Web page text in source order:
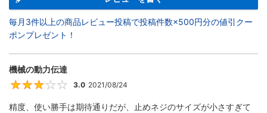
毎月3件以上の商品レビュー投稿で投稿件数×500円分の値引クー
ポンプレゼント！
機械の動力伝達
3
3.0 2021/08/24
精度、使い勝手は期待通りだが、止めネジのサイズが小さすぎて